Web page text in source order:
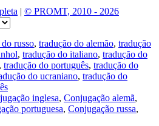
| © PROMT, 2010 - 2026
russo, tradução do alemão, tradução
, tradução do italiano, tradução do
, tradução do português, tradução do
do ucraniano, tradução do
inglesa, Conjugação alemã,
portuguesa, Conjugação russa,